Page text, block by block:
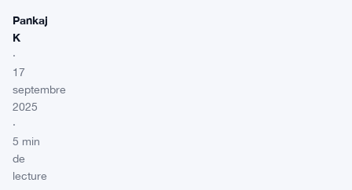
Pankaj
K
·
17
septembre
2025
·
5 min
de
lecture